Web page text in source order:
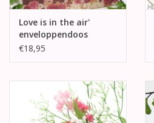
Love is in the air'
enveloppendoos
€18,95